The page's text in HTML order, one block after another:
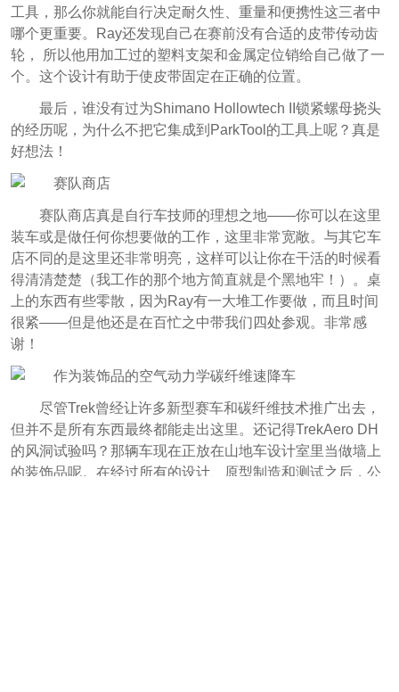
工具，那么你就能自行决定耐久性、重量和便携性这三者中
哪个更重要。Ray还发现自己在赛前没有合适的皮带传动齿
轮， 所以他用加工过的塑料支架和金属定位销给自己做了一
个。这个设计有助于使皮带固定在正确的位置。
最后，谁没有过为Shimano Hollowtech II锁紧螺母挠头
的经历呢，为什么不把它集成到ParkTool的工具上呢？真是
好想法！
赛队商店真是自行车技师的理想之地——你可以在这里
装车或是做任何你想要做的工作，这里非常宽敞。与其它车
店不同的是这里还非常明亮，这样可以让你在干活的时候看
得清清楚楚（我工作的那个地方简直就是个黑地牢！）。桌
上的东西有些零散，因为Ray有一大堆工作要做，而且时间
很紧——但是他还是在百忙之中带我们四处参观。非常感
谢！
尽管Trek曾经让许多新型赛车和碳纤维技术推广出去，
但并不是所有东西最终都能走出这里。还记得TrekAero DH
的风洞试验吗？那辆车现在正放在山地车设计室里当做墙上
的装饰品呢。在经过所有的设计、原型制造和测试之后，公